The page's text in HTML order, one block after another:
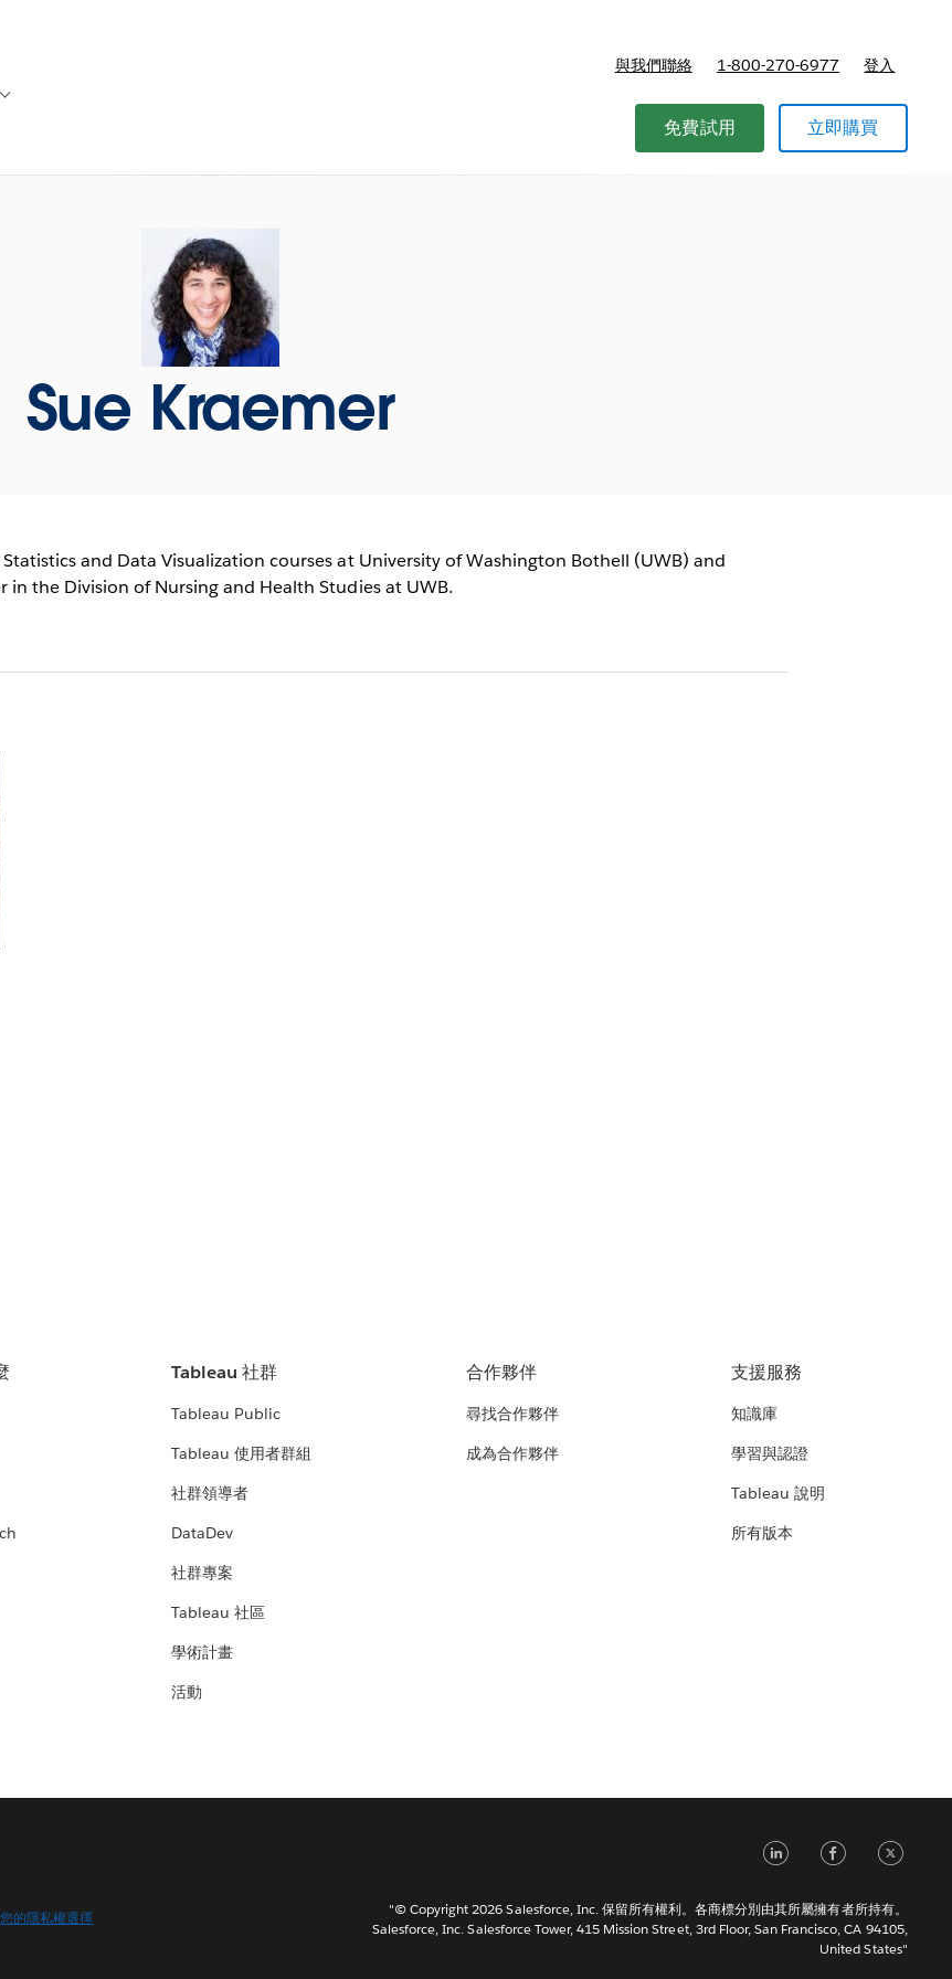
for 資源
Toggle sub-navigation for 方案與定價
與我們聯絡 1-800-270-6977 登入
免費試用 立即購買
Sue Kraemer
and Data Visualization courses at University of Washington Bothell (UWB) and
the Division of Nursing and Health Studies at UWB.
Tableau 社群
Tableau Public
Tableau 使用者群組
社群領導者
DataDev
社群專案
Tableau 社區
學術計畫
活動
合作夥伴
尋找合作夥伴
成為合作夥伴
支援服務
知識庫
學習與認證
Tableau 說明
所有版本
您的隱私權選擇
LinkedIn
"© Copyright 2026 Salesforce, Inc. 保留所有權利。各商標分別由其所屬擁有者所持有。
Salesforce, Inc. Salesforce Tower, 415 Mission Street, 3rd Floor, San Francisco, CA 94105,
United States"